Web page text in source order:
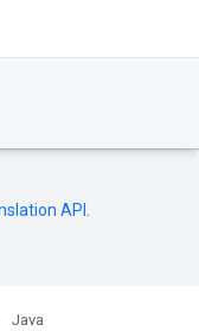
API
Java